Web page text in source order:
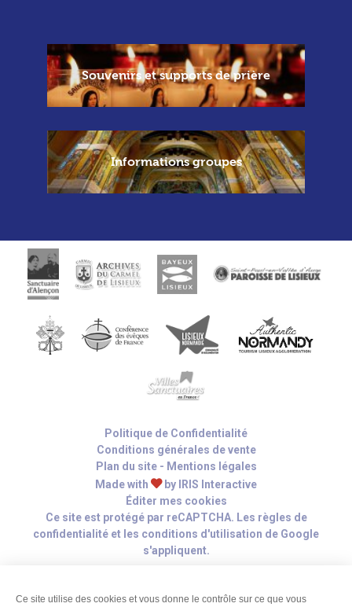
Souvenirs et supports de prière
Informations groupes
Politique de Confidentialité
Conditions générales de vente
Plan du site - Mentions légales
Made with
by
IRIS Interactive
Éditer mes cookies
Ce site est protégé par reCAPTCHA. Les règles de
confidentialité et les conditions d'utilisation de Google
s'appliquent.
Ce site utilise des cookies et vous donne le contrôle sur ce que vous